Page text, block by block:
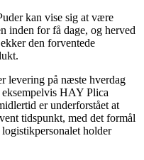
kan vise sig at være
inden for få dage, og herved
den forventede
levering på næste hverdag
HAY Plica
er underforstået at
tidspunkt, med det formål
holder